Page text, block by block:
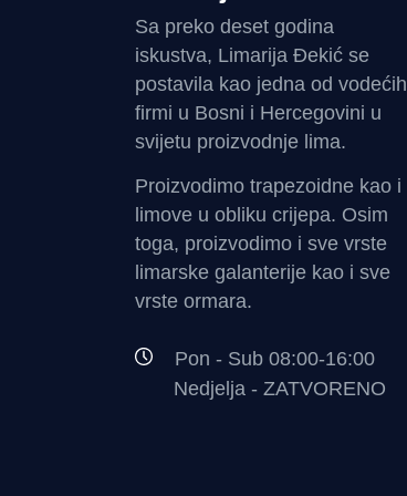
Sa preko deset godina
iskustva, Limarija Đekić se
postavila kao jedna od vodećih
firmi u Bosni i Hercegovini u
svijetu proizvodnje lima.
Proizvodimo trapezoidne kao i
limove u obliku crijepa. Osim
toga, proizvodimo i sve vrste
limarske galanterije kao i sve
vrste ormara.
Pon - Sub 08:00-16:00
Nedjelja - ZATVORENO